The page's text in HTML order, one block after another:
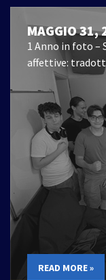
MAGGIO 31,
1 Anno in foto –
affettive:
READ MORE »